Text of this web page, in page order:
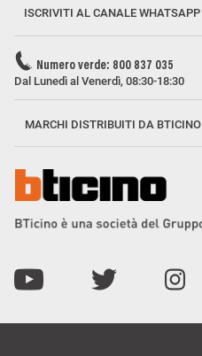
ISCRIVITI AL CANALE WHATSAPP
Numero verde: 800 837 035
Dal Lunedì al Venerdì, 08:30-18:30
MARCHI DISTRIBUITI DA BTICINO